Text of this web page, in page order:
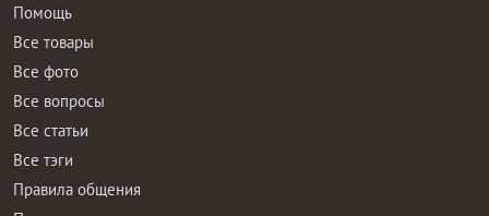
Помощь
Все товары
Все фото
Все вопросы
Все статьи
Все тэги
Правила общения